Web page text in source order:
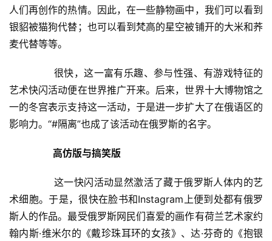
首
页
讯
书
人们再创作的热情。因此，在一些静物画中，我们可以看到
银貂被猫狗代替；也可以看到梵高的星空被铺开的大米和荞
麦代替等等。
艺术快闪活动便在世界推广开来。后来，世界十大博物馆之
一的冬宫表示支持这一活动，于是进一步扩大了在俄语区的
影响力。“#隔离”也成了该活动在俄罗斯的名字。
高仿版与搞笑版
术细胞。于是，很快在脸书和Instagram上便到处都有俄罗
斯人的作品。最受俄罗斯网民们喜爱的画作有荷兰艺术家约
翰内斯·维米尔的《戴珍珠耳环的女孩》、达·芬奇的《抱银